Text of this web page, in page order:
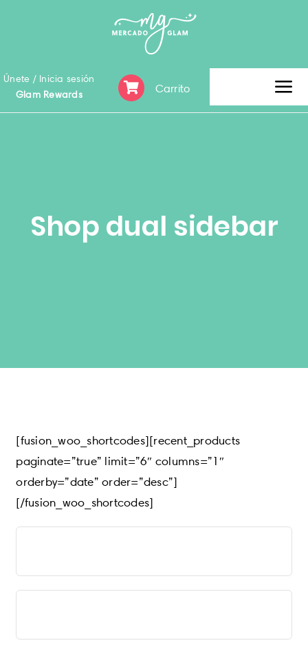
Únete / Inicia sesión
Glam Rewards
Carrito
Categoría
Shop dual sidebar
[fusion_woo_shortcodes][recent_products
paginate=”true” limit=”6″ columns=”1″
orderby=”date” order=”desc”]
[/fusion_woo_shortcodes]